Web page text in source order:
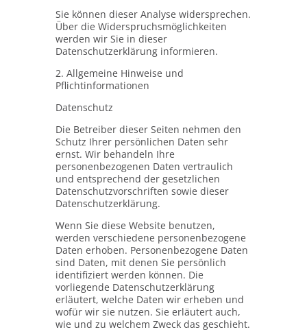
Sie können dieser Analyse widersprechen.
Über die Widerspruchsmöglichkeiten
werden wir Sie in dieser
Datenschutzerklärung informieren.
2. Allgemeine Hinweise und
Pflichtinformationen
Datenschutz
Die Betreiber dieser Seiten nehmen den
Schutz Ihrer persönlichen Daten sehr
ernst. Wir behandeln Ihre
personenbezogenen Daten vertraulich
und entsprechend der gesetzlichen
Datenschutzvorschriften sowie dieser
Datenschutzerklärung.
Wenn Sie diese Website benutzen,
werden verschiedene personenbezogene
Daten erhoben. Personenbezogene Daten
sind Daten, mit denen Sie persönlich
identifiziert werden können. Die
vorliegende Datenschutzerklärung
erläutert, welche Daten wir erheben und
wofür wir sie nutzen. Sie erläutert auch,
wie und zu welchem Zweck das geschieht.